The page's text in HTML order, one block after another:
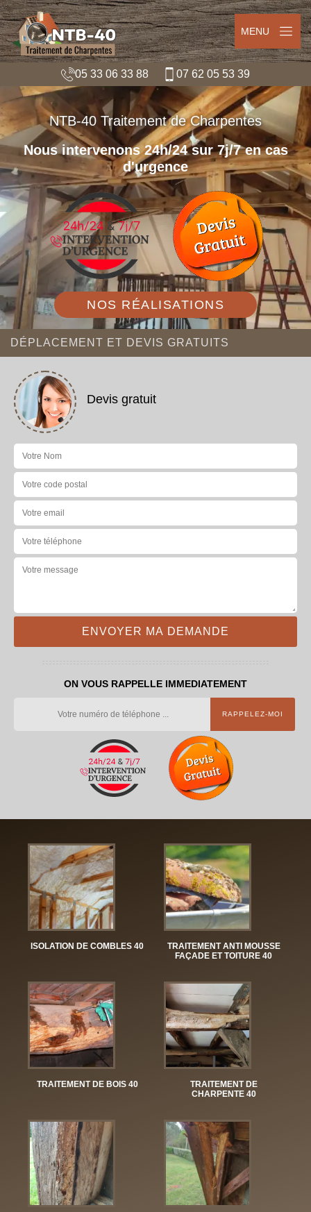
MENU
05 33 06 33 88 07 62 05 53 39
NTB-40 Traitement de Charpentes
Nous intervenons 24h/24 sur 7j/7 en cas
d'urgence
NOS RÉALISATIONS
DÉPLACEMENT ET DEVIS GRATUITS
Devis gratuit
ON VOUS RAPPELLE IMMEDIATEMENT
ISOLATION DE COMBLES 40
TRAITEMENT ANTI MOUSSE
FAÇADE ET TOITURE 40
TRAITEMENT DE BOIS 40
TRAITEMENT DE
CHARPENTE 40